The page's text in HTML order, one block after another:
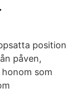
position
påven,
som